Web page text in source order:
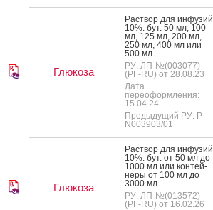
Глюкоза
Рас­твор для ин­фу­зий
10%: бут. 50 мл, 100
мл, 125 мл, 200 мл,
250 мл, 400 мл или
500 мл
РУ: ЛП-№(003077)-
(РГ-RU) от 28.08.23
Дата
переоформления:
15.04.24
Предыдущий РУ: Р
N003903/01
Глюкоза
Рас­твор для ин­фу­зий
10%: бут. от 50 мл до
1000 мл или кон­тей­
не­ры от 100 мл до
3000 мл
РУ: ЛП-№(013572)-
(РГ-RU) от 16.02.26